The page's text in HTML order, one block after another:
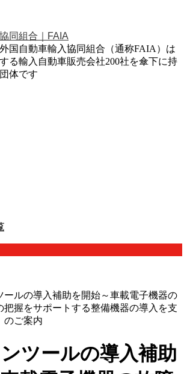
国自動車輸入協同組合（通称FAIA）は
る輸入自動車販売会社200社を傘下に持
体です
ールの導入補助を開始～車載電子機器の
把握をサポートする整備機器の導入を支
のご案内
ンツールの導入補助